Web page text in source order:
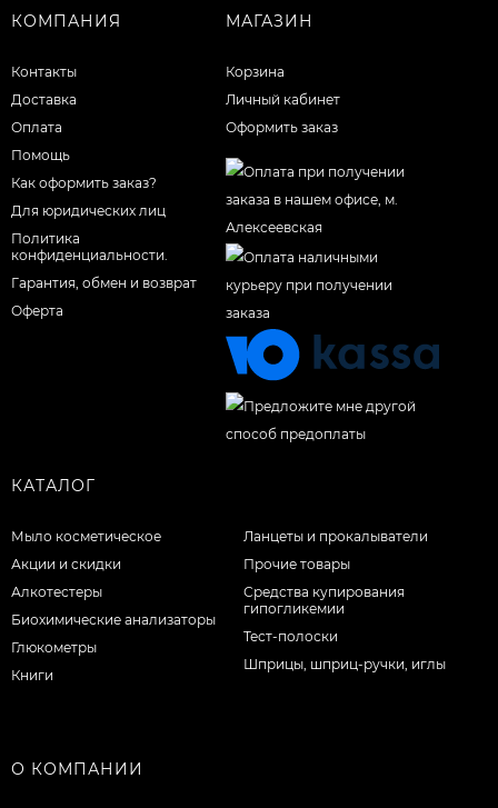
КОМПАНИЯ
Контакты
Доставка
Оплата
Помощь
Как оформить заказ?
Для юридических лиц
Политика
конфиденциальности.
Гарантия, обмен и возврат
Оферта
МАГАЗИН
Корзина
Личный кабинет
Оформить заказ
КАТАЛОГ
Мыло косметическое
Акции и скидки
Алкотестеры
Биохимические анализаторы
Глюкометры
Книги
Ланцеты и прокалыватели
Прочие товары
Средства купирования
гипогликемии
Тест-полоски
Шприцы, шприц-ручки, иглы
О КОМПАНИИ